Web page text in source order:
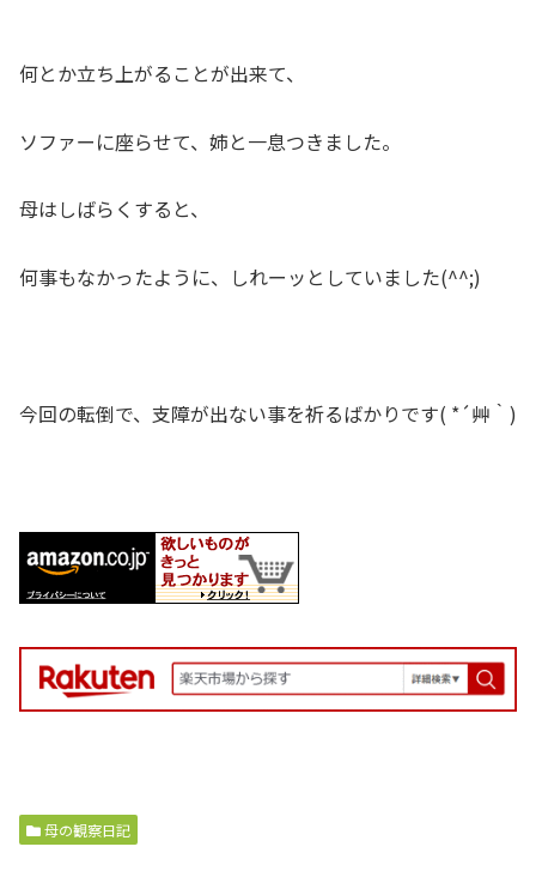
何とか立ち上がることが出来て、
ソファーに座らせて、姉と一息つきました。
母はしばらくすると、
何事もなかったように、しれーッとしていました(^^;)
今回の転倒で、支障が出ない事を祈るばかりです( *´艸｀)
母の観察日記